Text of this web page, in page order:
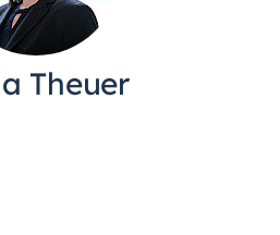
Theuer